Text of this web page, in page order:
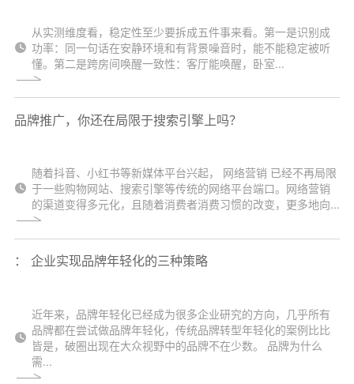
从实测维度看，稳定性至少要拆成五件事来看。第一是识别成
功率：同一句话在安静环境和有背景噪音时，能不能稳定被听
懂。第二是跨房间唤醒一致性：客厅能唤醒，卧室...
品牌推广，你还在局限于搜索引擎上吗？
随着抖音、小红书等新媒体平台兴起， 网络营销 已经不再局限
于一些购物网站、搜索引擎等传统的网络平台端口。网络营销
的渠道变得多元化，且随着消费者消费习惯的改变，更多地向...
： 企业实现品牌年轻化的三种策略
近年来，品牌年轻化已经成为很多企业研究的方向，几乎所有
品牌都在尝试做品牌年轻化，传统品牌转型年轻化的案例比比
皆是，破圈出现在大众视野中的品牌不在少数。 品牌为什么
需...